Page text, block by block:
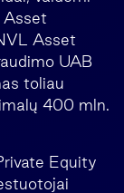
Asset
Asset
UAB
toliau
400 mln.
Equity